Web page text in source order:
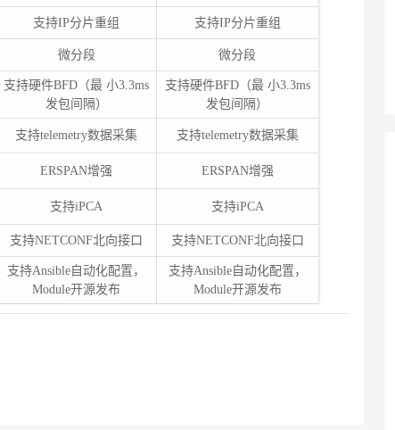
支持IP分片重组 支持IP分片重组
微分段 微分段
支持硬件BFD（最 小3.3ms
发包间隔）
支持硬件BFD（最 小3.3ms
发包间隔）
支持telemetry数据采集 支持telemetry数据采集
ERSPAN增强 ERSPAN增强
支持iPCA 支持iPCA
支持NETCONF北向接口 支持NETCONF北向接口
支持Ansible自动化配置，
Module开源发布
支持Ansible自动化配置，
Module开源发布